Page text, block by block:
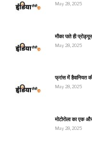
May 28, 2025
मौका पाते ही
May 28, 2025
फ्रांस में हैवानियत
May 28, 2025
मोटोरोला का
May 28, 2025